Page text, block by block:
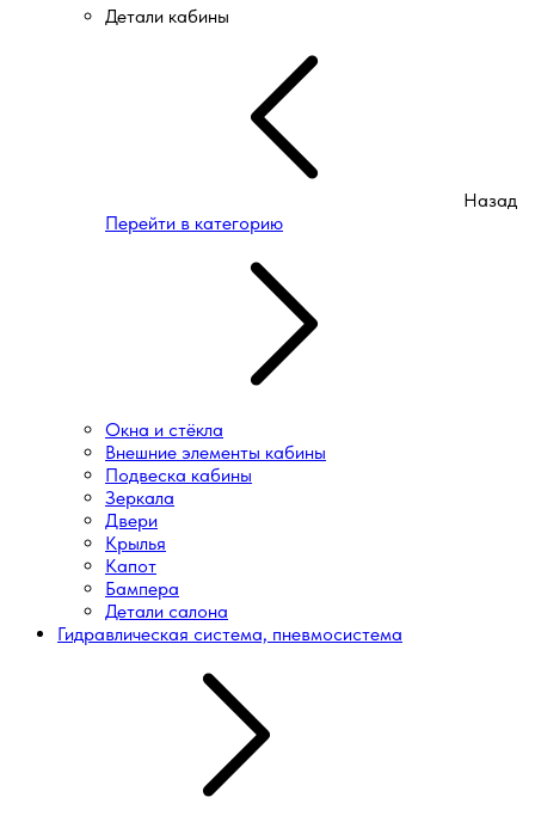
Детали кабины
Назад
Перейти в категорию
Окна и стёкла
Внешние элементы кабины
Подвеска кабины
Зеркала
Двери
Крылья
Капот
Бампера
Детали салона
Гидравлическая система, пневмосистема